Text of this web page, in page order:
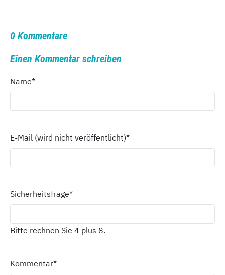
0 Kommentare
Einen Kommentar schreiben
Name*
E-Mail (wird nicht veröffentlicht)*
Sicherheitsfrage*
Bitte rechnen Sie 4 plus 8.
Kommentar*